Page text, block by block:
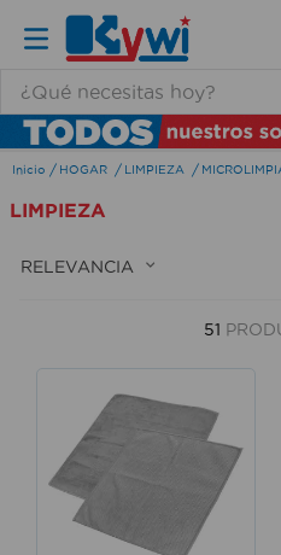
HOGAR LIMPIEZA
LIMPIEZA
RELEVANCIA
51
TÉRMINOS MÁS BUSCADOS
1.
lamparas
2.
ducha
3.
silla
cerradura
aspiradora
lavamanos